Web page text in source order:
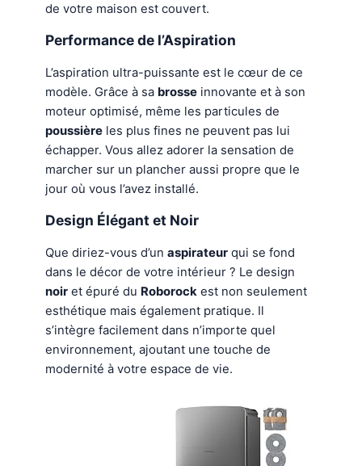
de votre maison est couvert.
Performance de l’Aspiration
L’aspiration ultra-puissante est le cœur de ce
modèle. Grâce à sa brosse innovante et à son
moteur optimisé, même les particules de
poussière les plus fines ne peuvent pas lui
échapper. Vous allez adorer la sensation de
marcher sur un plancher aussi propre que le
jour où vous l’avez installé.
Design Élégant et Noir
Que diriez-vous d’un aspirateur qui se fond
dans le décor de votre intérieur ? Le design
noir et épuré du Roborock est non seulement
esthétique mais également pratique. Il
s’intègre facilement dans n’importe quel
environnement, ajoutant une touche de
modernité à votre espace de vie.